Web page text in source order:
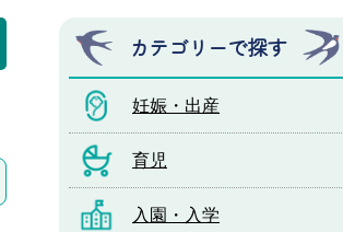
カテゴリーで探す
妊娠・出産
育児
入園・入学